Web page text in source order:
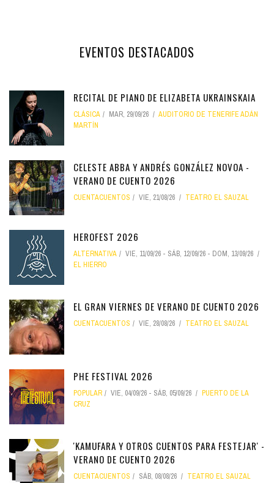
EVENTOS DESTACADOS
RECITAL DE PIANO DE ELIZABETA UKRAINSKAIA
CLÁSICA MAR, 29/09/26
AUDITORIO DE TENERIFE ADÁN
MARTÍN
CELESTE ABBA Y ANDRÉS GONZÁLEZ NOVOA -
VERANO DE CUENTO 2026
CUENTACUENTOS VIE, 21/08/26 TEATRO EL SAUZAL
HEROFEST 2026
ALTERNATIVA VIE, 11/09/26 - SÁB, 12/09/26 - DOM, 13/09/26
EL HIERRO
EL GRAN VIERNES DE VERANO DE CUENTO 2026
CUENTACUENTOS VIE, 28/08/26 TEATRO EL SAUZAL
PHE FESTIVAL 2026
POPULAR VIE, 04/09/26 - SÁB, 05/09/26
PUERTO DE LA
CRUZ
'KAMUFARA Y OTROS CUENTOS PARA FESTEJAR' -
VERANO DE CUENTO 2026
CUENTACUENTOS SÁB, 08/08/26 TEATRO EL SAUZAL